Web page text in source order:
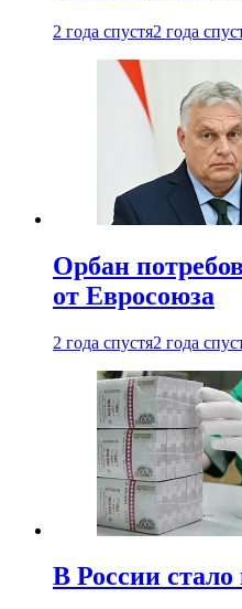
2 года спустя2 года
Орбан
от Евросоюза
2 года спустя2 года
В России